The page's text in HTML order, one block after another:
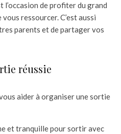
l’occasion de profiter du grand
ressourcer. C’est aussi
parents et de partager vos
réussie
aider à organiser une sortie
et tranquille pour sortir avec